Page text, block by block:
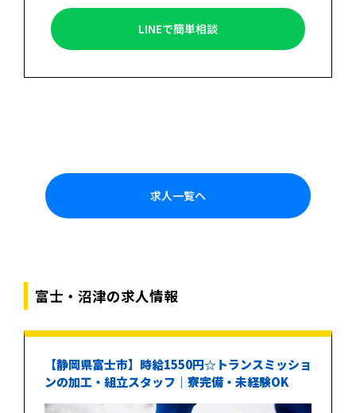
LINEで簡単相談
求人一覧へ
富士・沼津の求人情報
【静岡県富士市】時給1550円☆トランスミッショ
ンの加工・組立スタッフ｜寮完備・未経験OK